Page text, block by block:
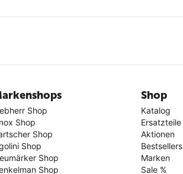
Shop
Shop
Shop
Shop
Shop
Shop
Shop
Katalog
Ersatzteile
Aktionen
Bestsellers
Marken
Sale %